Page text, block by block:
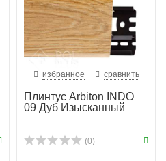
избранное сравнить
Плинтус Arbiton INDO
09 Дуб Изысканный
(0)